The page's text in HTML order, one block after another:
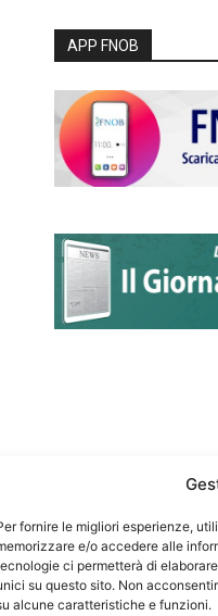
fornire le migliori esperienze,
e/o accedere alle
ci permetterà di
su questo sito. Non
alcune caratteristiche e funzioni.
APP FNOB